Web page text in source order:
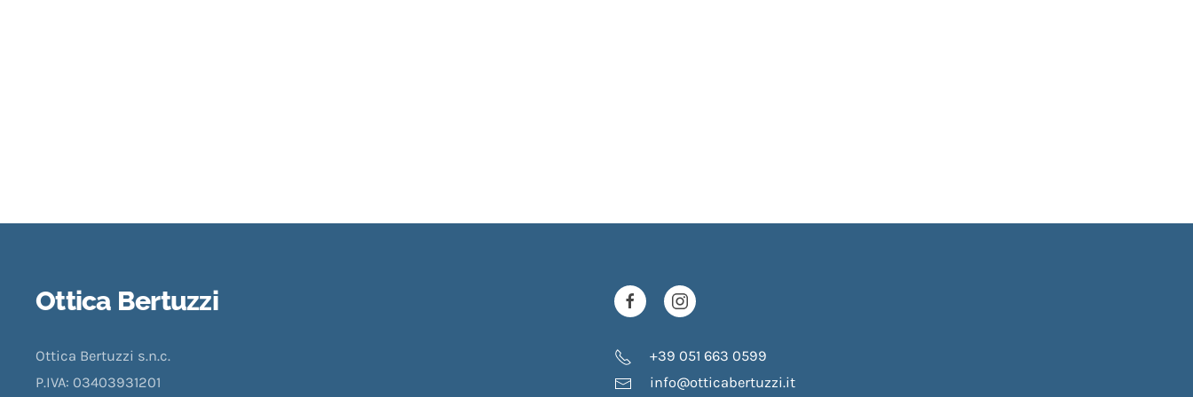
Ottica Bertuzzi
Ottica Bertuzzi s.n.c.
P.IVA: 03403931201
+39 051 663 0599
info@otticabertuzzi.it